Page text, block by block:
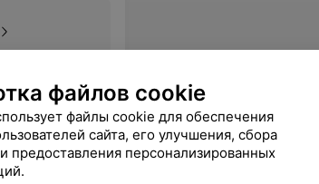
файлов cookie
файлы cookie для обеспечения
сайта, его улучшения, сбора
предоставления персонализированных